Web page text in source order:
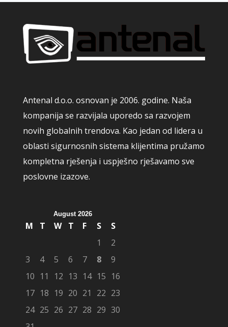
Antenal d.o.o. osnovan je 2006. godine. Naša
kompanija se razvijala uporedo sa razvojem
novih globalnih trendova. Kao jedan od lidera u
oblasti sigurnosnih sistema klijentima pružamo
kompletna rješenja i uspješno rješavamo sve
poslovne izazove.
August 2026
M T W T F S
S
1
2
3
4 5 6 7 8
9
10 11 12 13 14 15 16
17 18 19 20 21 22 23
24 25 26 27 28 29 30